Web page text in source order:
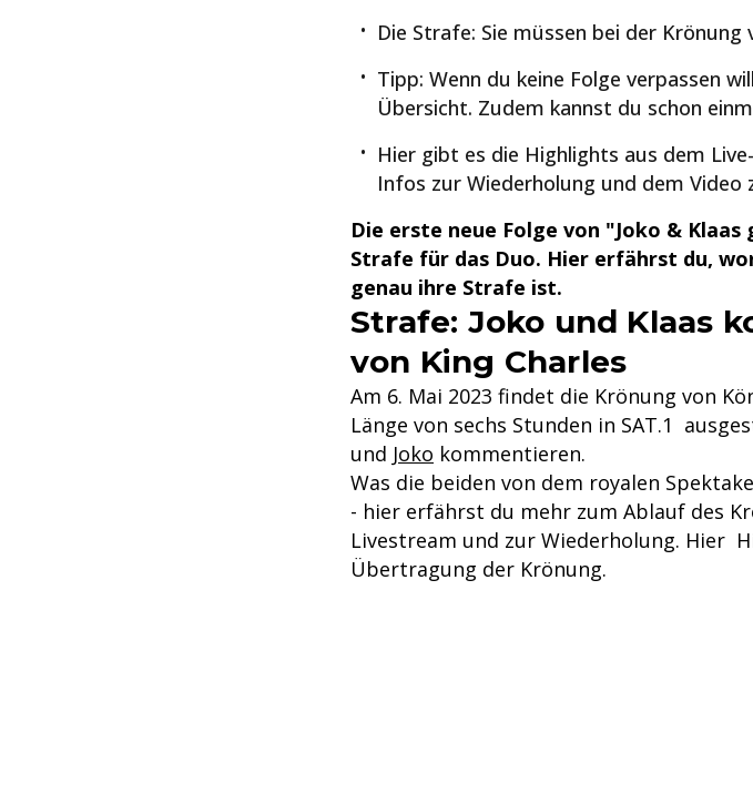
Die Strafe: Sie müssen bei der
Tipp: Wenn du keine Folge verpassen
Übersicht. Zudem kannst du schon
Hier gibt es die Highlights aus dem
Infos zur Wiederholung und dem Video
Die erste neue Folge von "Joko &
Strafe für das Duo. Hier erfährst du,
genau ihre Strafe ist.
Strafe: Joko und Klaas
von King Charles
Am 6. Mai 2023 findet die Krönung von
Länge von sechs Stunden in SAT.1
und Joko kommentieren.
Was die beiden von dem royalen
- hier erfährst du mehr zum Ablauf des
Livestream und zur Wiederholung. Hier
Übertragung der Krönung.